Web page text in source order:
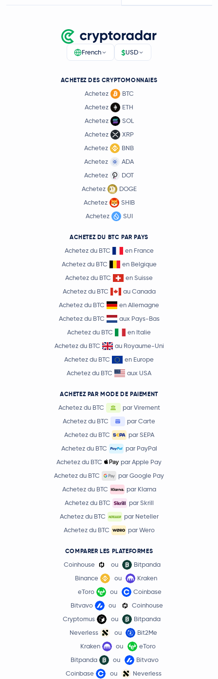
French $USD
ACHETEZ DES CRYPTOMONNAIES
Achetez
BTC
Achetez
ETH
Achetez
SOL
Achetez
XRP
Achetez
BNB
Achetez
ADA
Achetez
DOT
Achetez
DOGE
Achetez
SHIB
Achetez
SUI
ACHETEZ DU BTC PAR PAYS
Achetez du BTC
en France
Achetez du BTC
en Belgique
Achetez du BTC
en Suisse
Achetez du BTC
au Canada
Achetez du BTC
en Allemagne
Achetez du BTC
aux Pays-Bas
Achetez du BTC
en Italie
Achetez du BTC
au Royaume-Uni
Achetez du BTC
en Europe
Achetez du BTC
aux USA
ACHETEZ PAR MODE DE PAIEMENT
Achetez du BTC
par Virement
Achetez du BTC
par Carte
Achetez du BTC
par SEPA
Achetez du BTC
par PayPal
Achetez du BTC
par Apple Pay
Achetez du BTC
par Google Pay
Achetez du BTC
par Klarna
Achetez du BTC
par Skrill
Achetez du BTC
par Neteller
Achetez du BTC
par Wero
COMPARER LES PLATEFORMES
Coinhouse ou
Bitpanda
Binance
ou
Kraken
eToro
ou
Coinbase
Bitvavo
ou
Coinhouse
Cryptomus
ou
Bitpanda
Neverless
ou
Bit2Me
Kraken
ou
eToro
Bitpanda
ou
Bitvavo
Coinbase
ou Neverless